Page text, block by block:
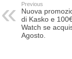
Previous
Nuova
di Kasko e
Watch se
Agosto.